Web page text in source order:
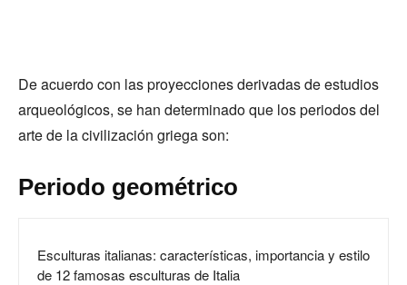
De acuerdo con las proyecciones derivadas de estudios
arqueológicos, se han determinado que los periodos del
arte de la civilización griega son:
Periodo geométrico
Esculturas italianas: características, importancia y estilo
de 12 famosas esculturas de Italia